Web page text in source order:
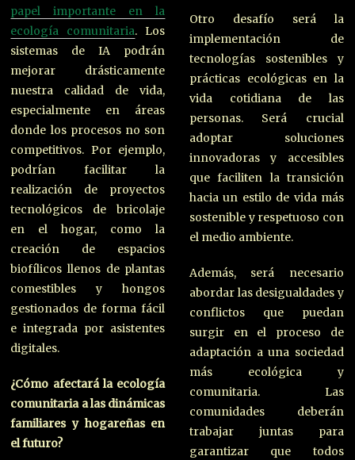
papel importante en la
ecología comunitaria. Los
sistemas de IA podrán
mejorar drásticamente
nuestra calidad de vida,
especialmente en áreas
donde los procesos no son
competitivos. Por ejemplo,
podrían facilitar la
realización de proyectos
tecnológicos de bricolaje
en el hogar, como la
creación de espacios
biofílicos llenos de plantas
comestibles y hongos
gestionados de forma fácil
e integrada por asistentes
digitales.
¿Cómo afectará la ecología
comunitaria a las dinámicas
familiares y hogareñas en
el futuro?
Otro desafío será la
implementación de
tecnologías sostenibles y
prácticas ecológicas en la
vida cotidiana de las
personas. Será crucial
adoptar soluciones
innovadoras y accesibles
que faciliten la transición
hacia un estilo de vida más
sostenible y respetuoso con
el medio ambiente.
Además, será necesario
abordar las desigualdades y
conflictos que puedan
surgir en el proceso de
adaptación a una sociedad
más ecológica y
comunitaria. Las
comunidades deberán
trabajar juntas para
garantizar que todos